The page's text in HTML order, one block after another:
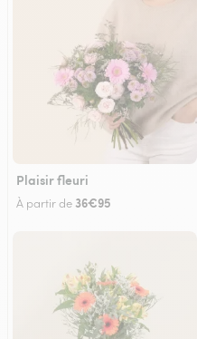
Plaisir fleuri
À partir de 36€95